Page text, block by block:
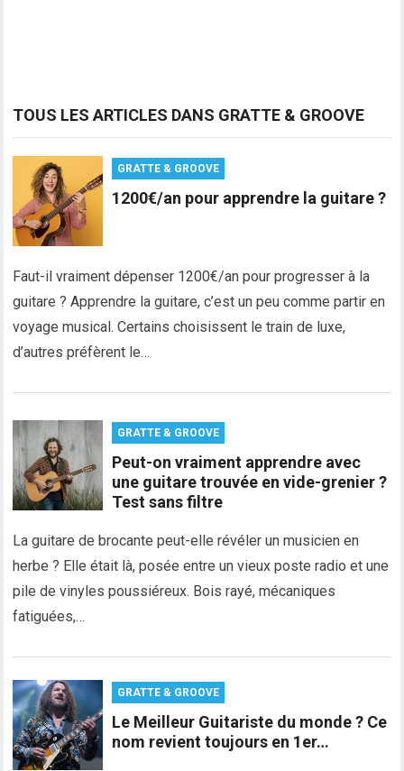
TOUS LES ARTICLES DANS GRATTE & GROOVE
GRATTE & GROOVE
1200€/an pour apprendre la guitare ?
Faut-il vraiment dépenser 1200€/an pour progresser à la
guitare ? Apprendre la guitare, c’est un peu comme partir en
voyage musical. Certains choisissent le train de luxe,
d’autres préfèrent le…
GRATTE & GROOVE
Peut-on vraiment apprendre avec
une guitare trouvée en vide-grenier ?
Test sans filtre
La guitare de brocante peut-elle révéler un musicien en
herbe ? Elle était là, posée entre un vieux poste radio et une
pile de vinyles poussiéreux. Bois rayé, mécaniques
fatiguées,…
GRATTE & GROOVE
Le Meilleur Guitariste du monde ? Ce
nom revient toujours en 1er…